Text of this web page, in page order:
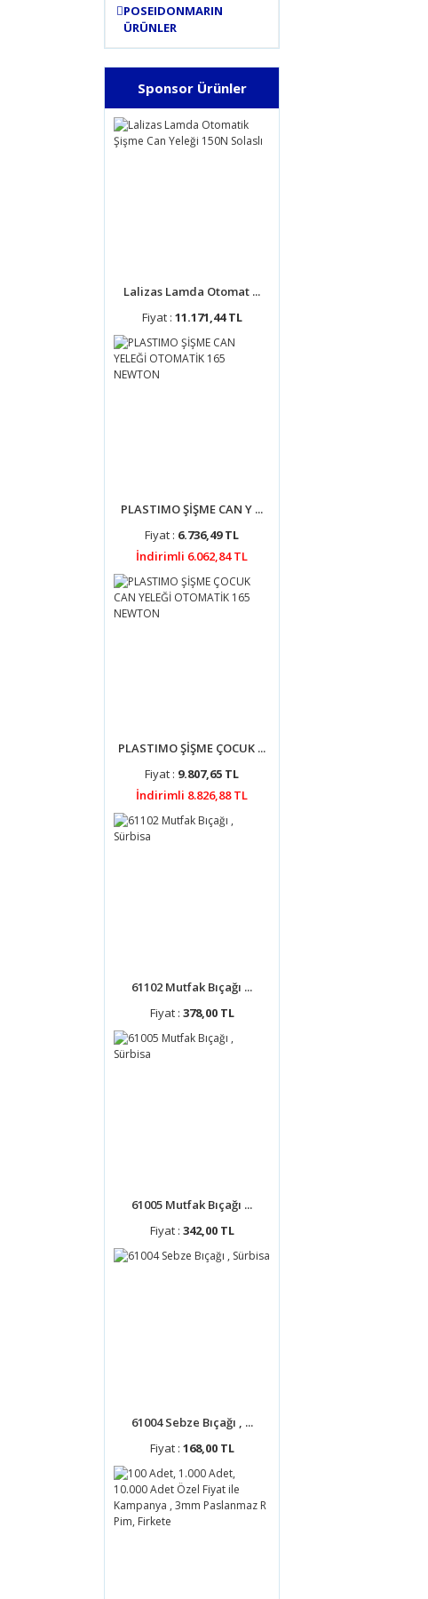
POSEIDONMARIN
ÜRÜNLER
Sponsor Ürünler
Lalizas Lamda Otomat ...
Fiyat : 11.171,44 TL
PLASTIMO ŞİŞME CAN Y ...
Fiyat : 6.736,49 TL
İndirimli 6.062,84 TL
PLASTIMO ŞİŞME ÇOCUK ...
Fiyat : 9.807,65 TL
İndirimli 8.826,88 TL
61102 Mutfak Bıçağı ...
Fiyat : 378,00 TL
61005 Mutfak Bıçağı ...
Fiyat : 342,00 TL
61004 Sebze Bıçağı , ...
Fiyat : 168,00 TL